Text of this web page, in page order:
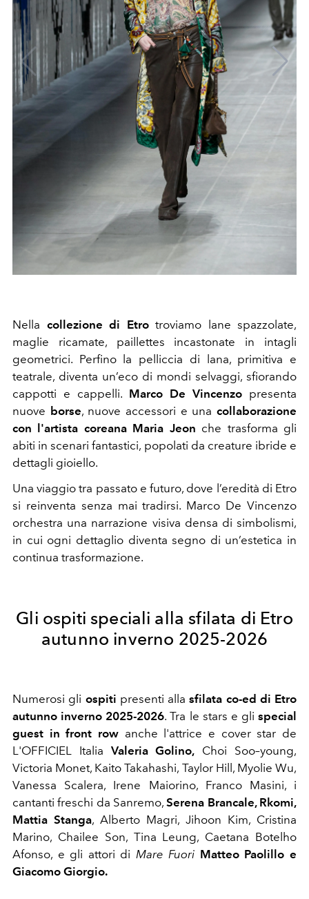
Nella collezione di Etrotroviamo lane spazzolate,
maglie ricamate, paillettes incastonate in intagli
geometrici. Perfino la pelliccia di lana, primitiva e
teatrale, diventa un’eco di mondi selvaggi, sfiorando
cappotti e cappelli. Marco De Vincenzo presenta
nuove borse, nuove accessori e unacollaborazione
con l'artista coreana Maria Jeon che trasforma gli
abiti in scenari fantastici, popolati da creature ibride e
dettagli gioiello.
Una viaggio tra passato e futuro, dove l’eredità di Etro
si reinventa senza mai tradirsi. Marco De Vincenzo
orchestra una narrazione visiva densa di simbolismi,
in cui ogni dettaglio diventa segno di un’estetica in
continua trasformazione.
Gli ospiti speciali alla sfilata di Etro
autunno inverno 2025-2026
Numerosi gli ospiti presenti allasfilata co-ed di Etro
autunno inverno 2025-2026. Tra le stars e gli special
guest in front row anche l'attrice e cover star de
L'OFFICIEL Italia Valeria Golino, Choi Soo–young,
Victoria Monet, Kaito Takahashi, Taylor Hill, Myolie Wu,
Vanessa Scalera, Irene Maiorino, Franco Masini, i
cantanti freschi da Sanremo,Serena Brancale, Rkomi,
Mattia Stanga, Alberto Magri, Jihoon Kim, Cristina
Marino, Chailee Son, Tina Leung, Caetana Botelho
Afonso, e gli attori di Mare Fuori Matteo Paolillo e
Giacomo Giorgio.